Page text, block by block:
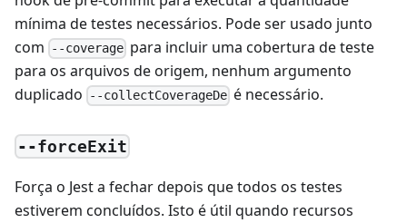
mínima de testes necessários. Pode ser usado junto
com
--coverage para incluir uma cobertura de teste
para os arquivos de origem, nenhum argumento
duplicado
--collectCoverageDe é necessário.
--forceExit
Força o Jest a fechar depois que todos os testes
estiverem concluídos. Isto é útil quando recursos